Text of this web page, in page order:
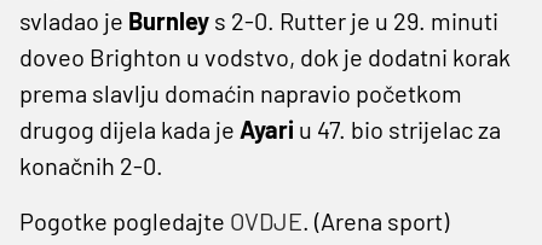
svladao je Burnley s 2-0. Rutter je u 29. minuti
doveo Brighton u vodstvo, dok je dodatni korak
prema slavlju domaćin napravio početkom
drugog dijela kada je Ayari u 47. bio strijelac za
konačnih 2-0.
Pogotke pogledajte OVDJE. (Arena sport)